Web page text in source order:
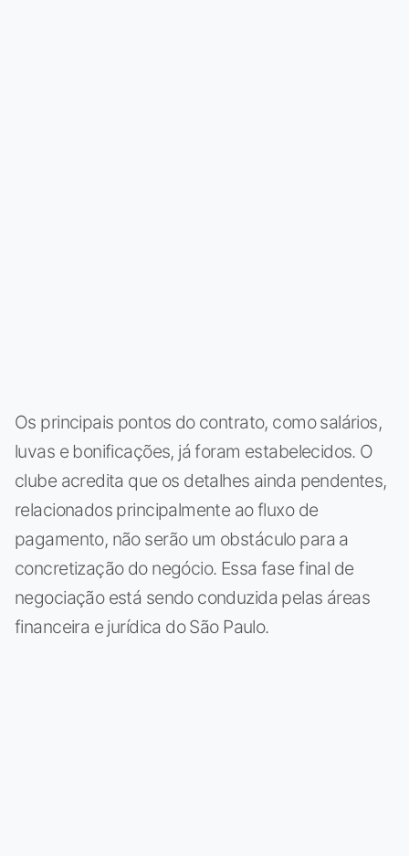
Os principais pontos do contrato, como salários,
luvas e bonificações, já foram estabelecidos. O
clube acredita que os detalhes ainda pendentes,
relacionados principalmente ao fluxo de
pagamento, não serão um obstáculo para a
concretização do negócio. Essa fase final de
negociação está sendo conduzida pelas áreas
financeira e jurídica do São Paulo.